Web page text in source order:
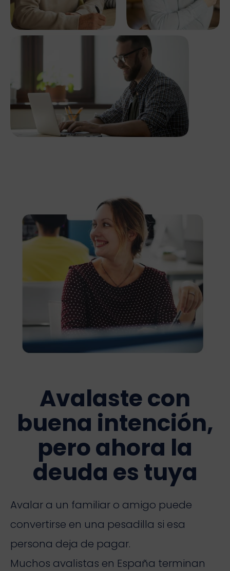
Avalaste con
buena intención,
pero ahora la
deuda es tuya
Avalar a un familiar o amigo puede
convertirse en una pesadilla si esa
persona deja de pagar.
Muchos avalistas en España terminan